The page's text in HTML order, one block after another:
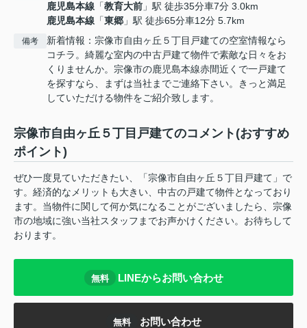
鹿児島本線 「教育大前 」駅 徒歩35分車7分 3.0km
鹿児島本線 「東郷 」駅 徒歩65分車12分 5.7km
備考
新着情報：宗像市自由ヶ丘５丁目戸建ての空室情報なら
コチラ。綺麗な室内の中古戸建て物件で素敵な日々をお
くりませんか。宗像市の鹿児島本線赤間近くで一戸建て
を探すなら、まずは当社までご連絡下さい。きっと満足
していただける物件をご紹介致します。
宗像市自由ヶ丘５丁目戸建てのコメント(おすすめ
ポイント)
ぜひ一度見ていただきたい、「宗像市自由ヶ丘５丁目戸建て」で
す。経済的なメリットも大きい、中古の戸建て物件となっており
ます。当物件に関して何か気になることがございましたら、宗像
市の地域に強い当社スタッフまでお声かけください。お待ちして
おります。
無料 LINEからお問い合わせ
無料 お問い合わせ